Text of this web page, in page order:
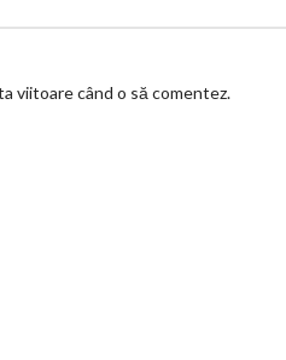
viitoare când o să comentez.